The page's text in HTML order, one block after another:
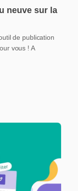
neuve sur la
de publication
vous ! A